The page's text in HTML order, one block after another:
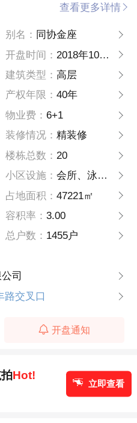
查看更多详情
别名： 同协金座
开盘时间： 2018年10月10日
建筑类型： 高层
产权年限： 40年
物业费： 6+1
装修情况： 精装修
楼栋总数： 20
小区设施： 会所、泳池、健身房
占地面积： 47221㎡
容积率： 3.00
总户数： 1455户
司
路交叉口
开盘通知
Hot!
立即查看